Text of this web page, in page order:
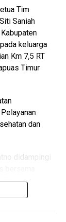
Nomor 3
Peraturan
bahwa
tugas
Pusaka pada
Tim
Saniah
keluarga
Km 7,5 RT
Timur
dan
didampingi
Pemberdayaan
Dinas